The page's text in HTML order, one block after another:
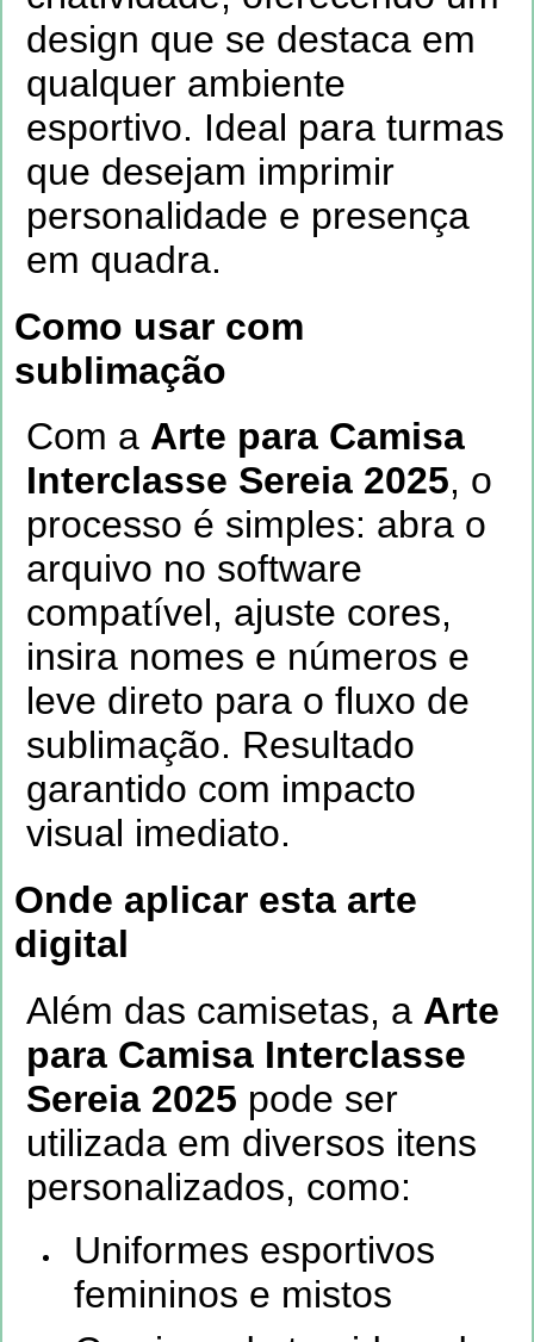
design que se destaca em
qualquer ambiente
esportivo. Ideal para turmas
que desejam imprimir
personalidade e presença
em quadra.
Como usar com
sublimação
Com a Arte para Camisa
Interclasse Sereia 2025, o
processo é simples: abra o
arquivo no software
compatível, ajuste cores,
insira nomes e números e
leve direto para o fluxo de
sublimação. Resultado
garantido com impacto
visual imediato.
Onde aplicar esta arte
digital
Além das camisetas, a Arte
para Camisa Interclasse
Sereia 2025 pode ser
utilizada em diversos itens
personalizados, como:
Uniformes esportivos
femininos e mistos